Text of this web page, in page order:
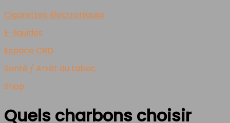
Cigarettes électroniques
E-liquides
Espace CBD
Santé / Arrêt du tabac
Shop
Quels charbons choisir